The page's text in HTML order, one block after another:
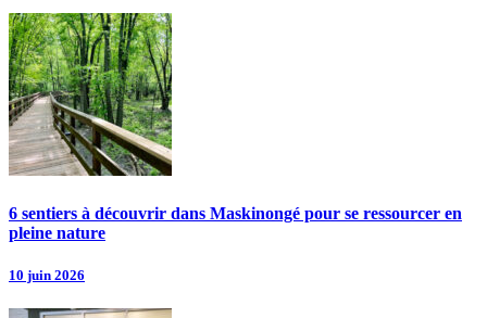
6 sentiers à découvrir dans Maskinongé pour se ressourcer en
pleine nature
10 juin 2026